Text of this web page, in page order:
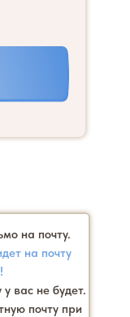
на почту.
на почту
вас не будет.
почту при